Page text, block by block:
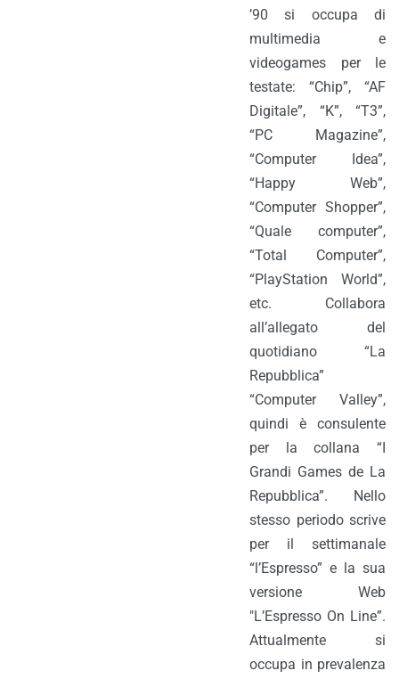
’90 si occupa di
multimedia e
videogames per le
testate: “Chip”, “AF
Digitale”, “K”, “T3”,
“PC Magazine”,
“Computer Idea”,
“Happy Web”,
“Computer Shopper”,
“Quale computer”,
“Total Computer”,
“PlayStation World”,
etc. Collabora
all’allegato del
quotidiano “La
Repubblica”
“Computer Valley”,
quindi è consulente
per la collana “I
Grandi Games de La
Repubblica”. Nello
stesso periodo scrive
per il settimanale
“l’Espresso” e la sua
versione Web
"L’Espresso On Line”.
Attualmente si
occupa in prevalenza